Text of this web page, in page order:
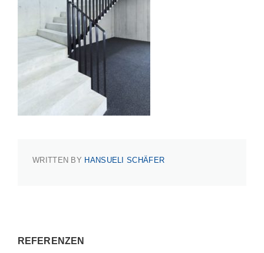
WRITTEN BY HANSUELI SCHÄFER
REFERENZEN